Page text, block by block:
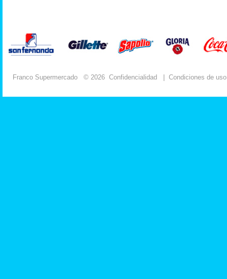
Franco Supermercado © 2026 Confidencialidad Condiciones de uso